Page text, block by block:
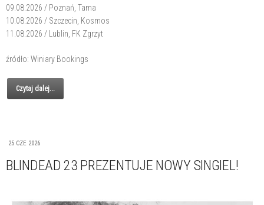
09.08.2026 / Poznań, Tama
10.08.2026 / Szczecin, Kosmos
11.08.2026 / Lublin, FK Zgrzyt
źródło: Winiary Bookings
Czytaj dalej...
25 CZE 2026
BLINDEAD 23 PREZENTUJE NOWY SINGIEL!